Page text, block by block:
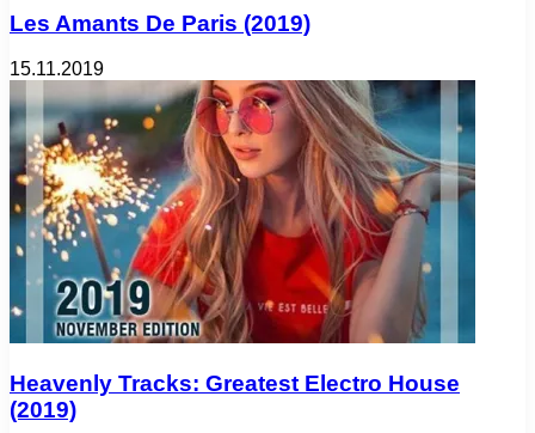
Les Amants De Paris (2019)
15.11.2019
Heavenly Tracks: Greatest Electro House
(2019)